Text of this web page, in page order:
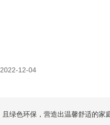
12-04
绿色环保，营造出温馨舒适的